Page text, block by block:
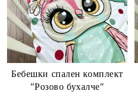
Бебешки спален комплект
"Розово бухалче"